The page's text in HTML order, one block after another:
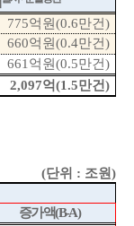
775억원(0.6만건)
660억원(0.4만건)
661 억원(0.5만건)
2,097억(1.5만건)
(단위 : 조원)
증가액(B-A)